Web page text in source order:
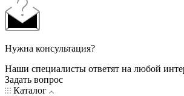
Нужна консультация?
Наши специалисты ответят на любой
Задать вопрос
Каталог